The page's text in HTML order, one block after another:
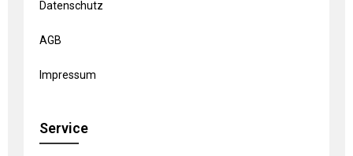
Datenschutz
AGB
Impressum
Service